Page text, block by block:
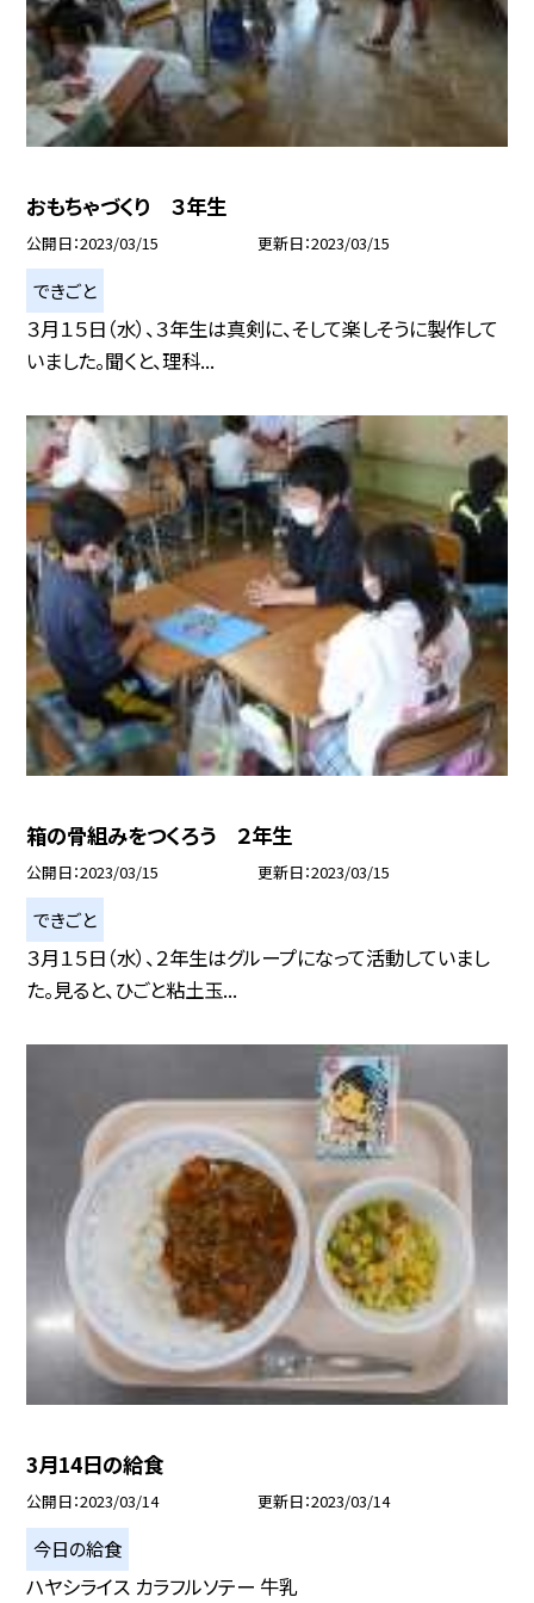
おもちゃづくり ３年生
公開日 2023/03/15 更新日 2023/03/15
できごと
３月１５日（水）、３年生は真剣に、そして楽しそうに製作して
いました。聞くと、理科...
箱の骨組みをつくろう ２年生
公開日 2023/03/15 更新日 2023/03/15
できごと
３月１５日（水）、２年生はグループになって活動していまし
た。見ると、ひごと粘土玉...
3月14日の給食
公開日 2023/03/14 更新日 2023/03/14
今日の給食
ハヤシライス カラフルソテー 牛乳